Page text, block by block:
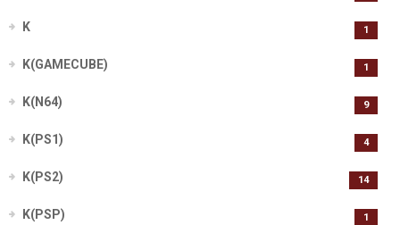
K 1
K(GAMECUBE) 1
K(N64) 9
K(PS1) 4
K(PS2) 14
K(PSP) 1